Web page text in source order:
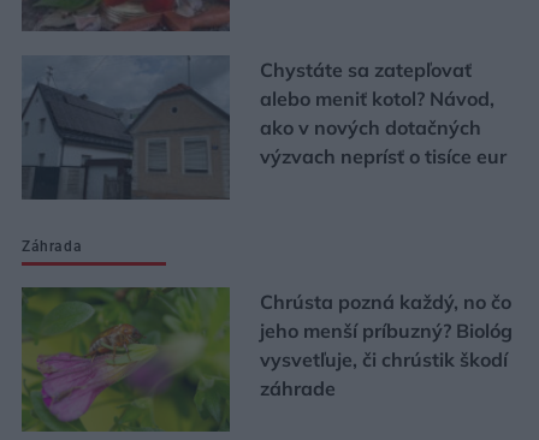
Chystáte sa zatepľovať
alebo meniť kotol? Návod,
ako v nových dotačných
výzvach neprísť o tisíce eur
Záhrada
Chrústa pozná každý, no čo
jeho menší príbuzný? Biológ
vysvetľuje, či chrústik škodí
záhrade